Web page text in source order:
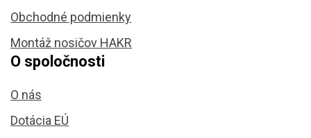
Obchodné podmienky
Montáž nosičov HAKR
O spoločnosti
O nás
Dotácia EÚ